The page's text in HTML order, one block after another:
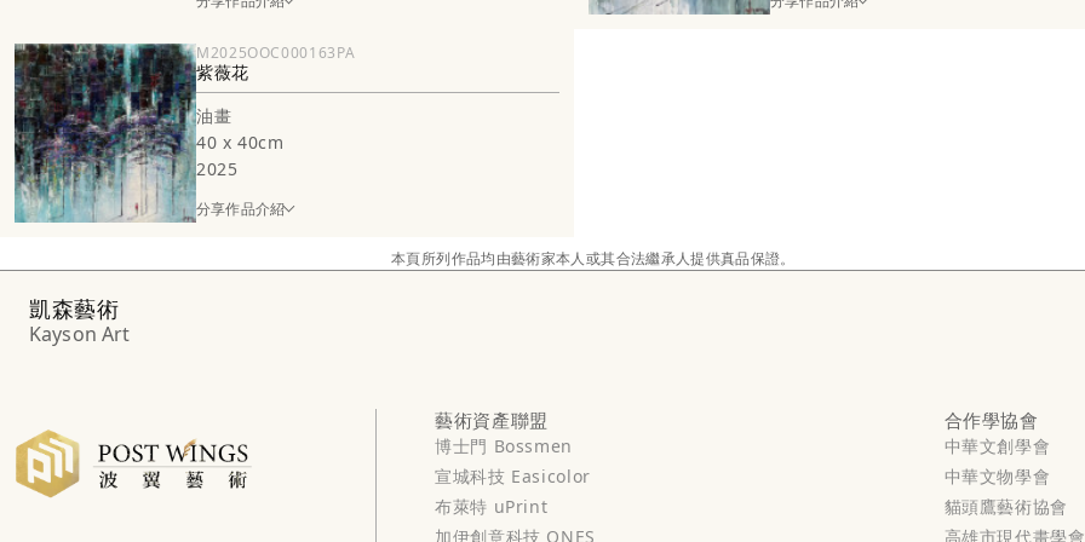
M2025OOC000163PA
紫薇花
油畫
40 x 40cm
2025
分享作品介紹
本頁所列作品均由藝術家本人或其合法繼承人提供真品保證。
凱森藝術
Kayson Art
藝術資產聯盟
博士門 Bossmen
宣城科技 Easicolor
布萊特 uPrint
加伊創意科技 ONES
合作學協會
中華文創學會
中華文物學會
貓頭鷹藝術協會
高雄市現代畫學會